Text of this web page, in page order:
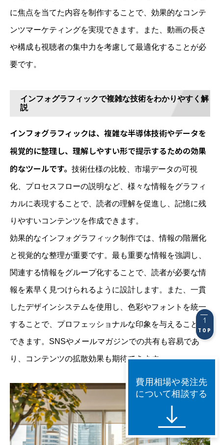
に焦点を当てた内容を制作することで、効果的なコンテ
ンツマーケティングを実現できます。また、動画の長さ
や構成も視聴者の集中力を考慮して最適化することが必
要です。
インフォグラフィックで複雑な技術をわかりやすく解
説
インフォグラフィックは、複雑な半導体技術やデータを
視覚的に整理し、理解しやすい形で提示するための効果
的なツールです。 技術仕様の比較、市場データの可視
化、プロセスフローの説明など、様々な情報をグラフィ
カルに表現することで、読者の理解を促進し、記憶に残
りやすいコンテンツを作成できます。
効果的なインフォグラフィック制作では、情報の階層化
と視覚的な整理が重要です。最も重要な情報を強調し、
関連する情報をグループ化することで、読者が必要な情
報を素早く見つけられるように設計します。また、一貫
したデザインシステムを使用し、色彩やフォントを統一
することで、プロフェッショナルな印象を与えることが
できます。SNSやメールマガジンでの共有も容易であ
り、コンテンツの拡散効果も期待できます。
TOP
費用相場や発注先
について相談する